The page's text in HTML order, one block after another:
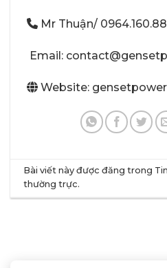
Mr Thuận/
Email:
Website:
Bài viết này được đăng trong
thường trực.